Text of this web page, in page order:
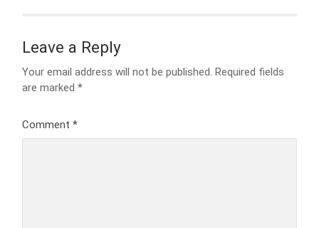
Leave a Reply
Your email address will not be published. Required fields
are marked*
Comment*